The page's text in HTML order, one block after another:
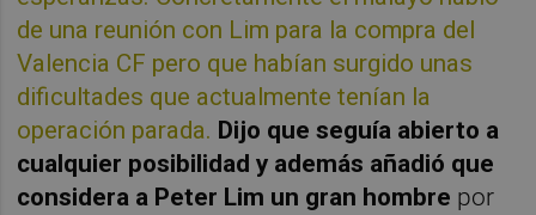
de una reunión con Lim para la compra del
Valencia CF pero que habían surgido unas
dificultades que actualmente tenían la
operación parada. Dijo que seguía abierto a
cualquier posibilidad y además añadió que
considera a Peter Lim un gran hombre por